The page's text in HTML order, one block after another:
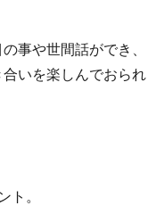
事や世間話ができ、
いを楽しんでおられ
ト。